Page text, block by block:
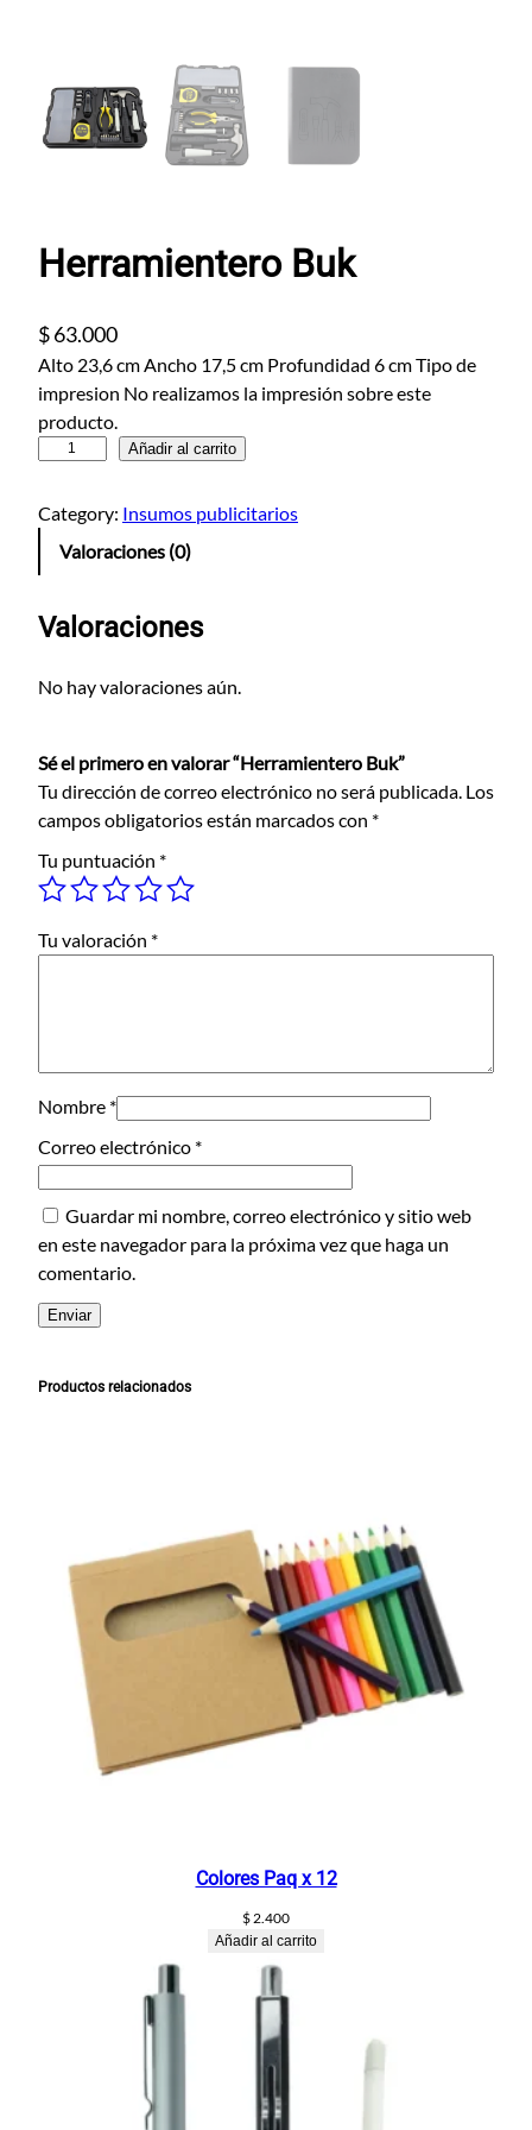
Herramientero Buk
$63.000
Alto 23,6 cm Ancho 17,5 cm Profundidad 6 cm Tipo de
impresion No realizamos la impresión sobre este
producto.
r
r
i
n
r
o
B
c
a
n
a
d
Añadir al carrito
Category: Insumos publicitarios
Valoraciones (0)
Valoraciones
No hay valoraciones aún.
Sé el primero en valorar “Herramientero Buk”
Tu dirección de correo electrónico no será publicada. Los
campos obligatorios están marcados con *
Tu puntuación *
Tu valoración *
Nombre *
Correo electrónico *
Guardar mi nombre, correo electrónico y sitio web
en este navegador para la próxima vez que haga un
comentario.
Productos relacionados
Colores Paq x 12
$2.400
Añadir al carrito